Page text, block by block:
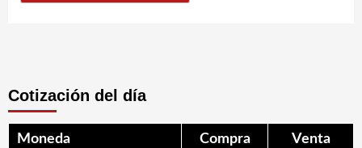
Cotización del día
Moneda Compra Venta